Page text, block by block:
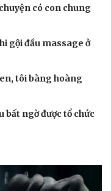
có con chung
gội đầu massage ở
tôi bàng hoàng
bất ngờ được tổ chức